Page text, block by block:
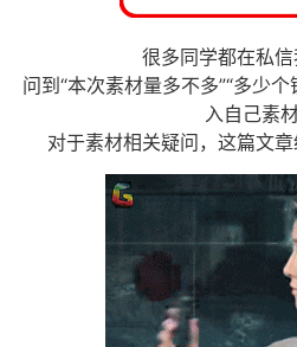
很多同学都在私
问到“本次素材量多不多”“多少个
入自己素
对于素材相关疑问，这篇文章